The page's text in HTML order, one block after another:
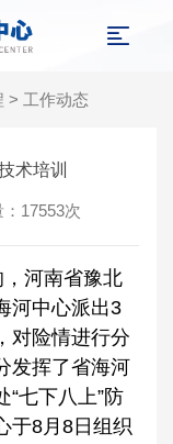
> 工作动态
术培训
17553次
，河南省豫北
河中心派出3
对险情进行分
发挥了省海河
七下八上”防
于8月 8 日组织